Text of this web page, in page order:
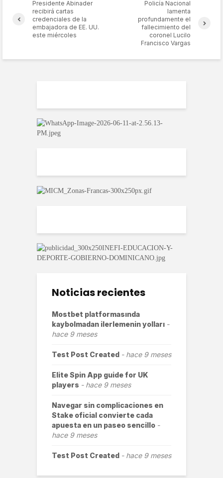
Presidente Abinader
recibirá cartas
credenciales de la
embajadora de EE. UU.
este miércoles
Policía Nacional
lamenta
profundamente el
fallecimiento del
coronel Lucilo
Francisco Vargas
Noticias recientes
Mostbet platformasında
kaybolmadan ilerlemenin yolları
hace 9 meses
Test Post Created hace 9 meses
Elite Spin App guide for UK
players
hace 9 meses
Navegar sin complicaciones en
Stake oficial convierte cada
apuesta en un paseo sencillo
hace 9 meses
Test Post Created hace 9 meses